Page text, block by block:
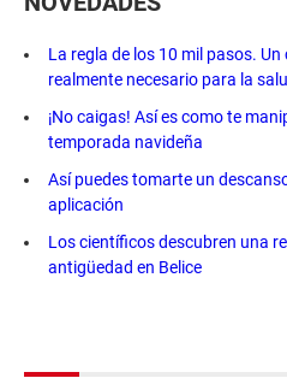
La regla de los 10 mil pasos.
realmente necesario para la
¡No caigas! Así es como te
temporada navideña
Así puedes tomarte un
aplicación
Los científicos descubren una
antigüedad en Belice